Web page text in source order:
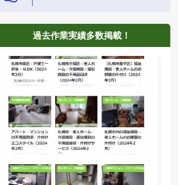
過去作業実績多数掲載！